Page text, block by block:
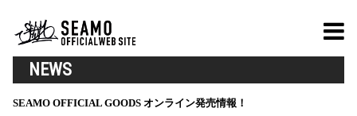
NEWS
SEAMO OFFICIAL GOODS オンライン発売情報！